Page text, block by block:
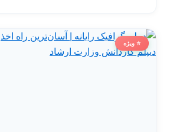
⭐ ویژه